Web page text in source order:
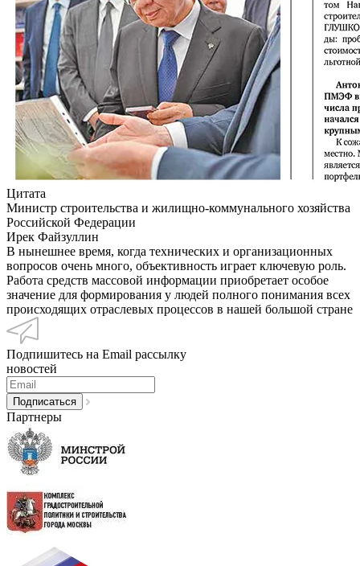
Цитата
Министр строительства и жилищно-коммунального хозяйства
Российской Федерации
Ирек Файзуллин
В нынешнее время, когда технических и организационных
вопросов очень много, объективность играет ключевую роль.
Работа средств массовой информации приобретает особое
значение для формирования у людей полного понимания всех
происходящих отраслевых процессов в нашей большой стране
Подпишитесь на Email рассылку
новостей
Партнеры